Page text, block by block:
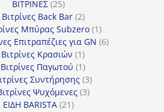
προϊόν
ΒΙΤΡΙΝΕΣ 2525
προϊόντα
Βιτρίνες Back Bar 22
προϊόντα
Mπύρας Subzero 11
προϊόν
Επιτραπέζιες για GN 66
Βιτρίνες Κρασιών 11
προϊόν
Βιτρίνες Παγωτού 11
προϊόν
Συντήρησης 33
προϊόντα
Ψυχόμενες 33
ΕΙΔΗ BARISTA 2121